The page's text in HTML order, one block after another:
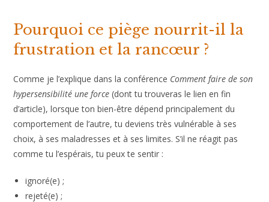
Pourquoi ce piège nourrit-il la
frustration et la rancœur ?
Comme je l’explique dans la conférence Comment faire de son
hypersensibilité une force (dont tu trouveras le lien en fin
d’article), lorsque ton bien-être dépend principalement du
comportement de l’autre, tu deviens très vulnérable à ses
choix, à ses maladresses et à ses limites. S’il ne réagit pas
comme tu l’espérais, tu peux te sentir :
ignoré(e) ;
rejeté(e) ;